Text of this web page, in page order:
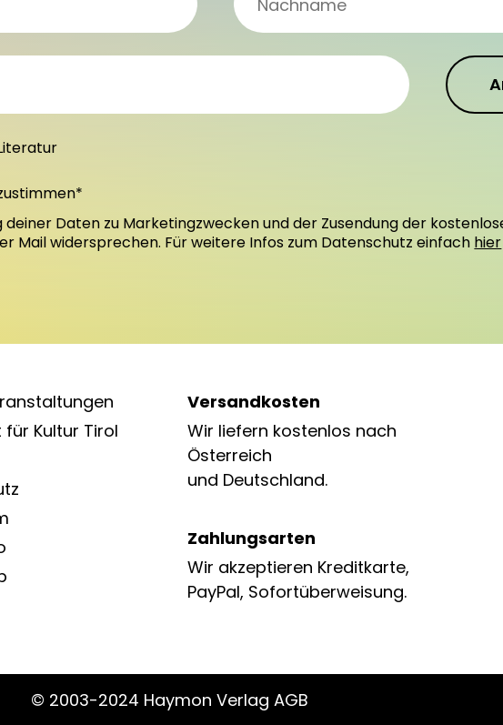
deiner Daten zu Marketingzwecken und der Zusendung der
Mail widersprechen. Für weitere Infos zum Datenschutz einfach hier
Kultur Tirol
Versandkosten
Wir liefern kostenlos nach
Österreich
und Deutschland.
Zahlungsarten
Wir akzeptieren Kreditkarte,
PayPal, Sofortüberweisung.
© 2003-2024 Haymon Verlag AGB